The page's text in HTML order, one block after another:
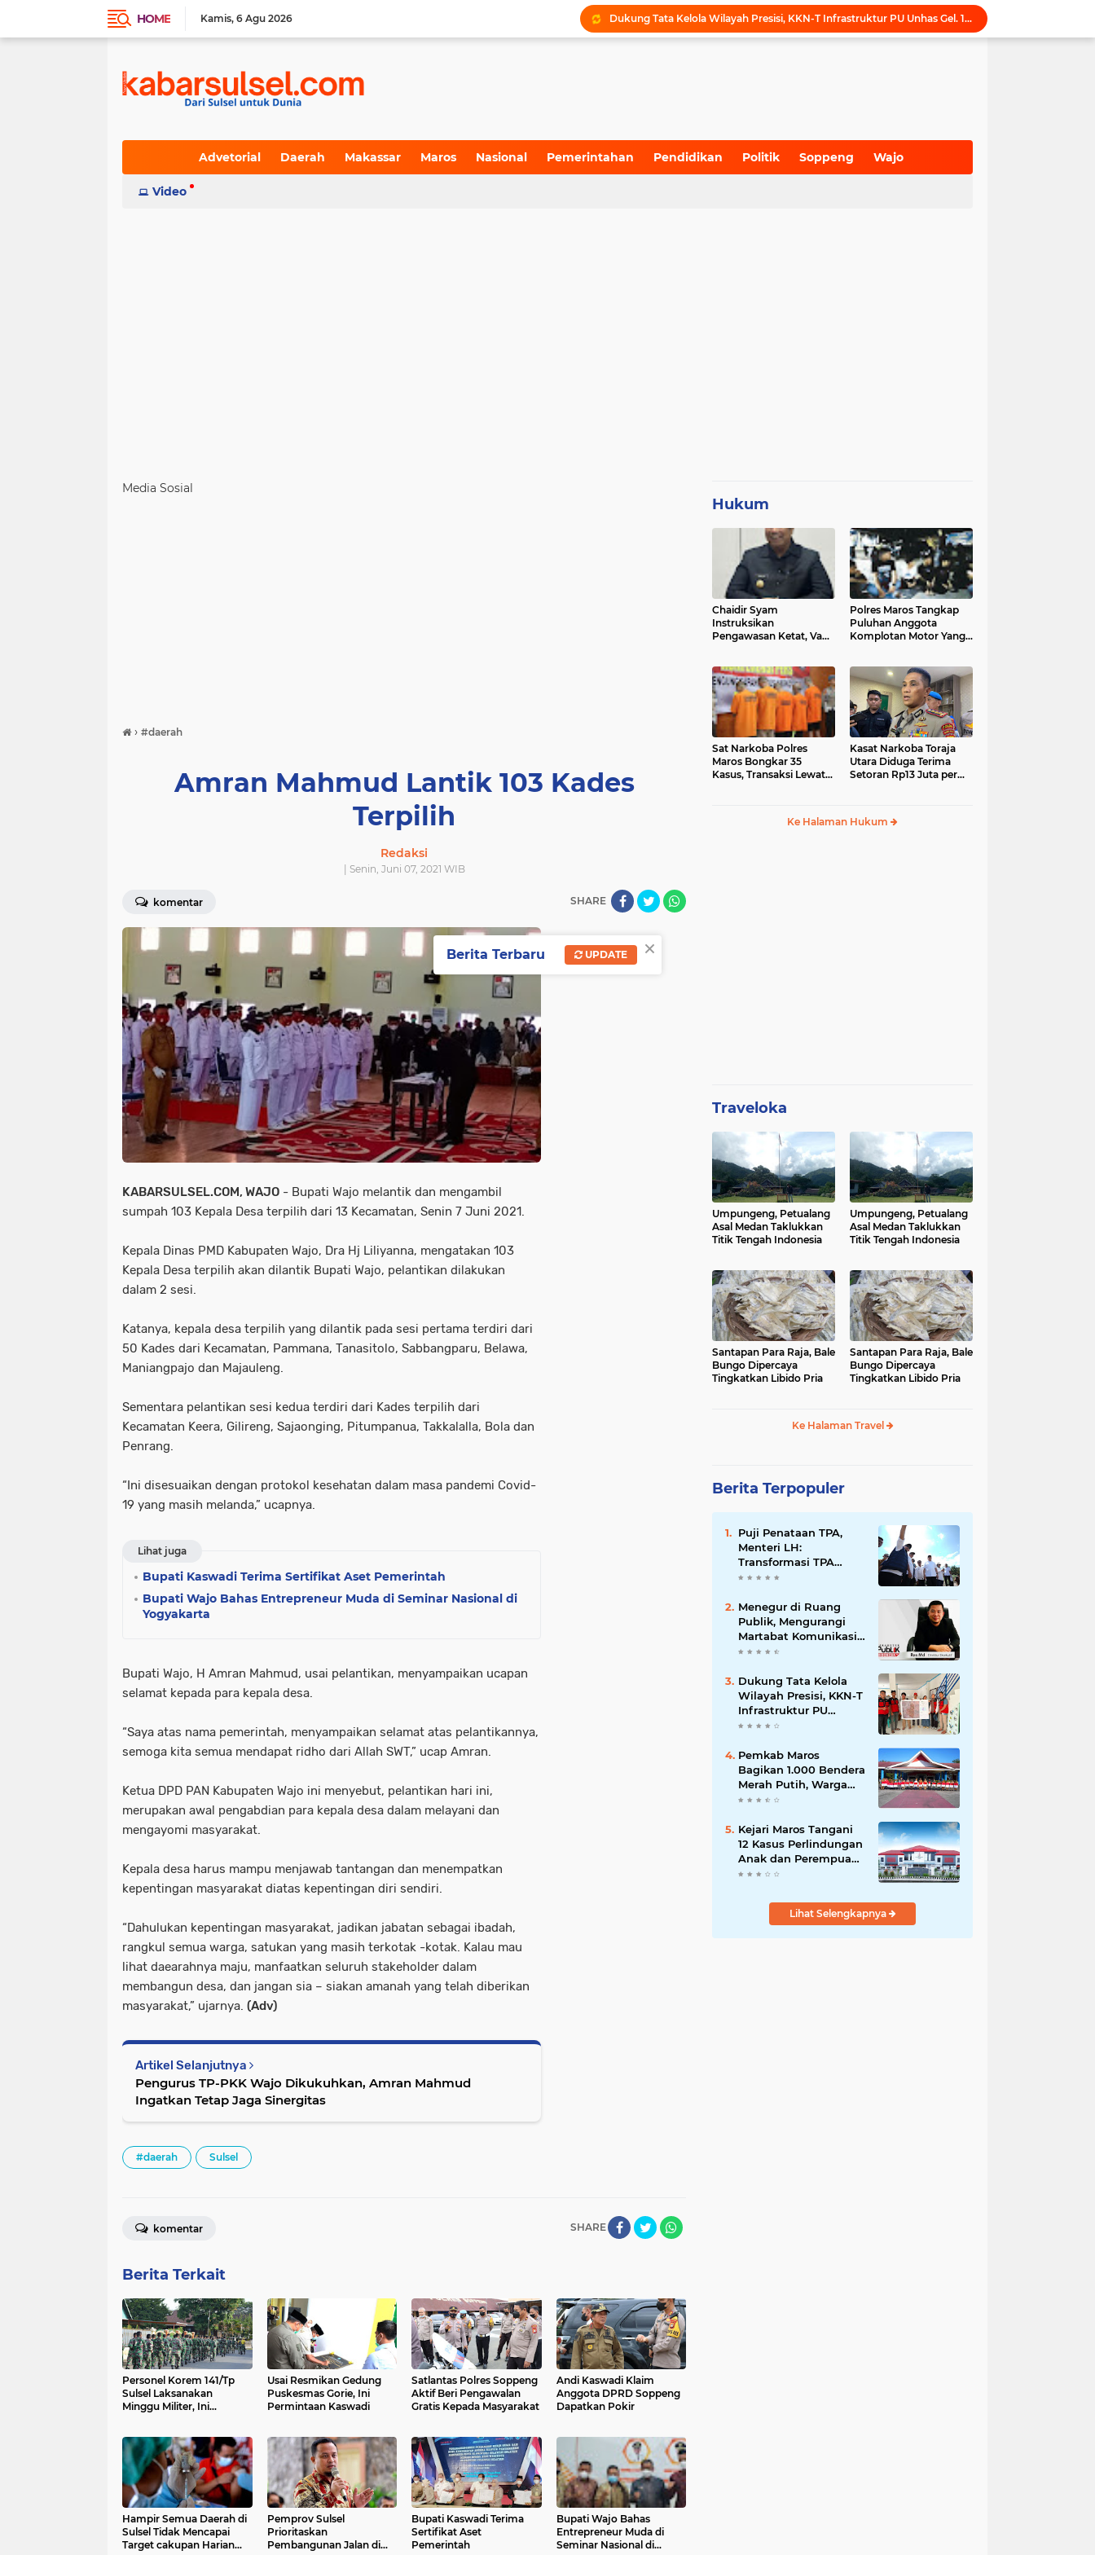
HOME Kamis 6 Agu 2026
Dukung Tata Kelola Wilayah Presisi, KKN-T Infrastruktur PU Unhas Gel. 116 Serahkan Peta Batas Dusun Berbasis GIS ke Desa Bonto Matene
Menegur di Ruang Publik, Mengurangi Martabat Komunikasi Pemerintahan
Pemkot Makassar Edukasi Pemilahan Sampah Organik Jadi Kompos dan Nonorganik Bernilai Ekonomi
Indeks
Advetorial Daerah Makassar Maros Nasional Pemerintahan Pendidikan Politik Soppeng Wajo
Video
Media Sosial
› #daerah
Amran Mahmud Lantik 103 Kades
Terpilih
Redaksi
| Senin, Juni 07, 2021 WIB
komentar SHARE
KABARSULSEL.COM, WAJO - Bupati Wajo melantik dan mengambil
sumpah 103 Kepala Desa terpilih dari 13 Kecamatan, Senin 7 Juni 2021.
Kepala Dinas PMD Kabupaten Wajo, Dra Hj Liliyanna, mengatakan 103
Kepala Desa terpilih akan dilantik Bupati Wajo, pelantikan dilakukan
dalam 2 sesi.
Katanya, kepala desa terpilih yang dilantik pada sesi pertama terdiri dari
50 Kades dari Kecamatan, Pammana, Tanasitolo, Sabbangparu, Belawa,
Maniangpajo dan Majauleng.
Sementara pelantikan sesi kedua terdiri dari Kades terpilih dari
Kecamatan Keera, Gilireng, Sajaonging, Pitumpanua, Takkalalla, Bola dan
Penrang.
“Ini disesuaikan dengan protokol kesehatan dalam masa pandemi Covid-
19 yang masih melanda,” ucapnya.
Lihat juga
Bupati Kaswadi Terima Sertifikat Aset Pemerintah
Bupati Wajo Bahas Entrepreneur Muda di Seminar Nasional di
Yogyakarta
Bupati Wajo, H Amran Mahmud, usai pelantikan, menyampaikan ucapan
selamat kepada para kepala desa.
“Saya atas nama pemerintah, menyampaikan selamat atas pelantikannya,
semoga kita semua mendapat ridho dari Allah SWT,” ucap Amran.
Ketua DPD PAN Kabupaten Wajo ini menyebut, pelantikan hari ini,
merupakan awal pengabdian para kepala desa dalam melayani dan
mengayomi masyarakat.
Kepala desa harus mampu menjawab tantangan dan menempatkan
kepentingan masyarakat diatas kepentingan diri sendiri.
“Dahulukan kepentingan masyarakat, jadikan jabatan sebagai ibadah,
rangkul semua warga, satukan yang masih terkotak -kotak. Kalau mau
lihat daearahnya maju, manfaatkan seluruh stakeholder dalam
membangun desa, dan jangan sia – siakan amanah yang telah diberikan
masyarakat,” ujarnya. (Adv)
Artikel Selanjutnya
Pengurus TP-PKK Wajo Dikukuhkan, Amran Mahmud
Ingatkan Tetap Jaga Sinergitas
#daerah Sulsel
SHARE
komentar
Berita Terkait
Personel Korem 141/Tp
Sulsel Laksanakan
Minggu Militer, Ini
Usai Resmikan Gedung
Puskesmas Gorie, Ini
Permintaan Kaswadi
Satlantas Polres Soppeng
Aktif Beri Pengawalan
Gratis Kepada Masyarakat
Andi Kaswadi Klaim
Anggota DPRD Soppeng
Dapatkan Pokir
Hampir Semua Daerah di
Sulsel Tidak Mencapai
Target cakupan Harian
Pemprov Sulsel
Prioritaskan
Pembangunan Jalan di
Bupati Kaswadi Terima
Sertifikat Aset
Pemerintah
Bupati Wajo Bahas
Entrepreneur Muda di
Seminar Nasional di
Hukum
Chaidir Syam
Instruksikan
Pengawasan Ketat, Vape
Polres Maros Tangkap
Puluhan Anggota
Komplotan Motor Yang
Sat Narkoba Polres
Maros Bongkar 35
Kasus, Transaksi Lewat
Kasat Narkoba Toraja
Utara Diduga Terima
Setoran Rp13 Juta per
Ke Halaman Hukum
Traveloka
Umpungeng, Petualang
Asal Medan Taklukkan
Titik Tengah Indonesia
Umpungeng, Petualang
Asal Medan Taklukkan
Titik Tengah Indonesia
Santapan Para Raja, Bale
Bungo Dipercaya
Tingkatkan Libido Pria
Santapan Para Raja, Bale
Bungo Dipercaya
Tingkatkan Libido Pria
Ke Halaman Travel
Berita Terpopuler
Puji Penataan TPA,
Menteri LH:
Transformasi TPA
Tamangapa Makassar
Nasional
Menegur di Ruang
Publik, Mengurangi
Martabat Komunikasi
Pemerintahan
Dukung Tata Kelola
Wilayah Presisi, KKN-T
Infrastruktur PU
Unhas Gel. 116
Dusun Berbasis GIS ke
Desa Bonto Matene
Pemkab Maros
Bagikan 1.000 Bendera
Merah Putih, Warga
Kurang Mampu Jadi
Kejari Maros Tangani
12 Kasus Perlindungan
Anak dan Perempuan
Hingga Juli 2026
Lihat Selengkapnya
×
Berita Terbaru UPDATE